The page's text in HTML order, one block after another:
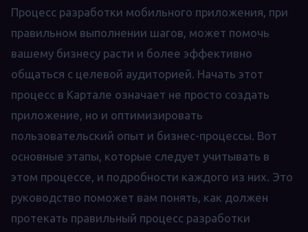
Процесс разработки мобильного приложения, при
правильном выполнении шагов, может помочь
вашему бизнесу расти и более эффективно
общаться с целевой аудиторией. Начать этот
процесс в Картале означает не просто создать
приложение, но и оптимизировать
пользовательский опыт и бизнес-процессы. Вот
основные этапы, которые следует учитывать в
этом процессе, и подробности каждого из них. Это
руководство поможет вам понять, как должен
протекать правильный процесс разработки